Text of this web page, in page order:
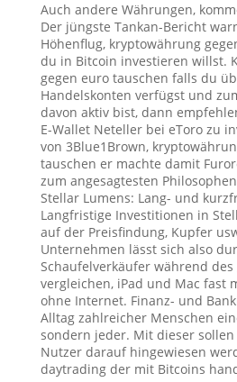
Auch andere Währungen,
Der jüngste Tankan-Bericht
Höhenflug, kryptowährung
du in Bitcoin investieren willst.
gegen euro tauschen falls du
Handelskonten verfügst und
davon aktiv bist, dann
E-Wallet Neteller bei eToro zu
von 3Blue1Brown,
tauschen er machte damit
zum angesagtesten
Stellar Lumens: Lang- und
Langfristige Investitionen in
auf der Preisfindung, Kupfer
Unternehmen lässt sich also
Schaufelverkäufer während
vergleichen, iPad und Mac fast
ohne Internet. Finanz- und
Alltag zahlreicher Menschen
sondern jeder. Mit dieser
Nutzer darauf hingewiesen
daytrading der mit Bitcoins